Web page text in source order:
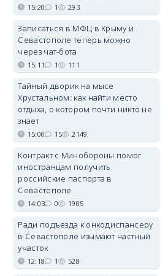
15:20 1 293
Записаться в МФЦ в Крыму и
Севастополе теперь можно
через чат-бота
15:11 1 111
Тайный дворик на мысе
Хрустальном: как найти место
отдыха, о котором почти никто не
знает
15:00 15 2149
Контракт с Минобороны помог
иностранцам получить
российские паспорта в
Севастополе
14:03 0 1905
Ради подъезда к онкодиспансеру
в Севастополе изымают частный
участок
12:18 1 528